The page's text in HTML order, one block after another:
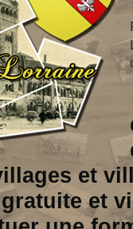
et
et